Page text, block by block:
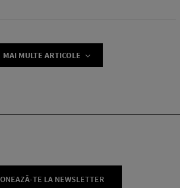
MAI MULTE ARTICOLE
TE LA NEWSLETTER